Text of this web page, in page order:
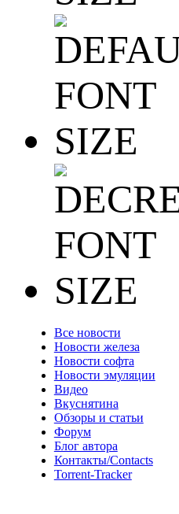
Все новости
Новости железа
Новости софта
Новости эмуляции
Видео
Вкуснятина
Обзоры и статьи
Форум
Блог автора
Контакты/Contacts
Torrent-Tracker